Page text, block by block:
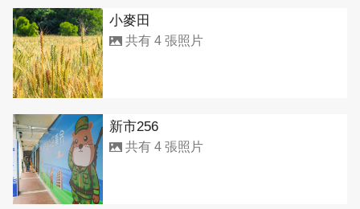
小麥田
共有 4 張照片
新市256
共有 4 張照片